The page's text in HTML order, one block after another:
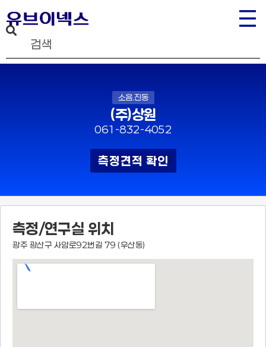
소음.진동
(주)상원
061-832-4052
측정견적 확인
측정/연구실 위치
광주 광산구 사암로92번길 79 (우산동)